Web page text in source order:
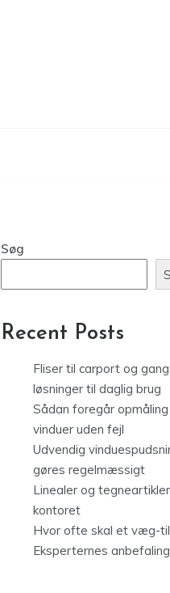
Søg
Recent Posts
Fliser til carport og
løsninger til daglig brug
Sådan foregår
vinduer uden fejl
Udvendig
gøres regelmæssigt
Linealer og
kontoret
Hvor ofte skal et væg-
Eksperternes anbefaling